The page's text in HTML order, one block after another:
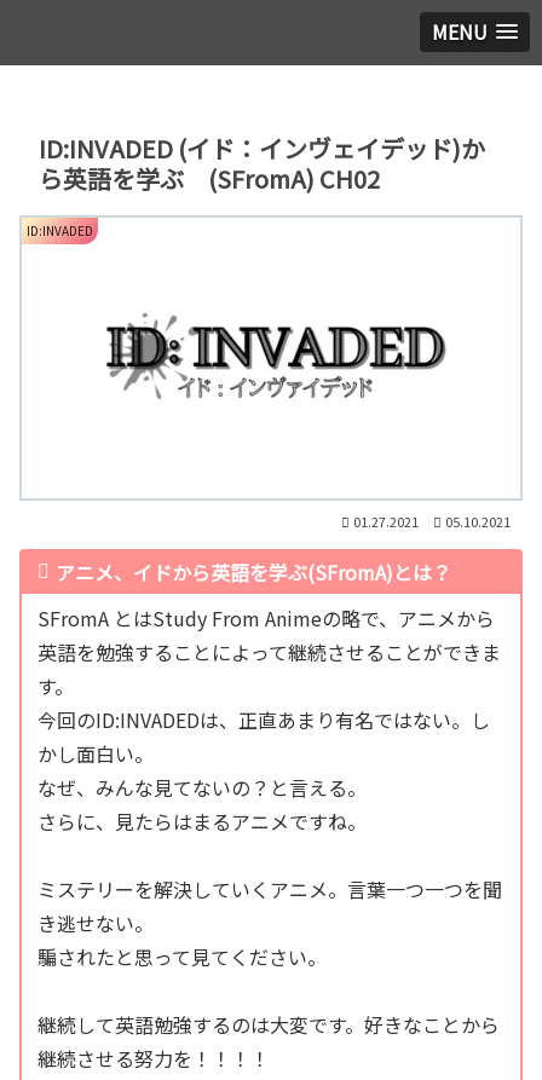
MENU
ID:INVADED (イド：インヴェイデッド)か
ら英語を学ぶ (SFromA) CH02
ID:INVADED
01.27.2021 05.10.2021
アニメ、イドから英語を学ぶ(SFromA)とは？
SFromA とはStudy From Animeの略で、アニメから
英語を勉強することによって継続させることができま
す。
今回のID:INVADEDは、正直あまり有名ではない。し
かし面白い。
なぜ、みんな見てないの？と言える。
さらに、見たらはまるアニメですね。
ミステリーを解決していくアニメ。言葉一つ一つを聞
き逃せない。
騙されたと思って見てください。
継続して英語勉強するのは大変です。好きなことから
継続させる努力を！！！！